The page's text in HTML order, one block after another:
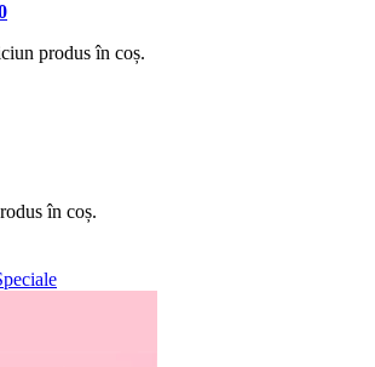
produs în coș.
în coș.